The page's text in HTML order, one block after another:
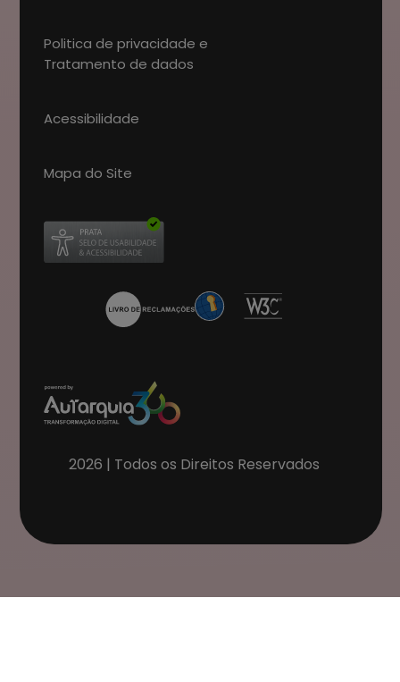
Politica de privacidade e
Tratamento de dados
Acessibilidade
Mapa do Site
Abre num novo separador
2026 | Todos os Direitos Reservados